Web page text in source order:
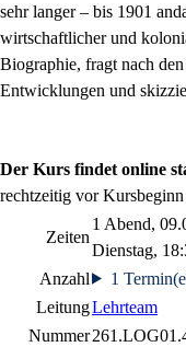
sehr langer – bis 1901
wirtschaftlicher und
Biographie, fragt nach
Entwicklungen und
Der Kurs findet online
rechtzeitig vor
Zeiten
1 Abend,
Dienstag,
Anzahl
1
LeitungLehrteam
Nummer